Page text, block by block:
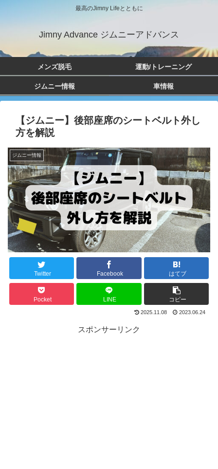
最高のJimny Lifeとともに
Jimny Advance ジムニーアドバンス
メンズ脱毛 運動/トレーニング
ジムニー情報 車情報
【ジムニー】後部座席のシートベルト外し
方を解説
ジムニー情報
Twitter Facebook はてブ
Pocket LINE コピー
2025.11.08 2023.06.24
スポンサーリンク